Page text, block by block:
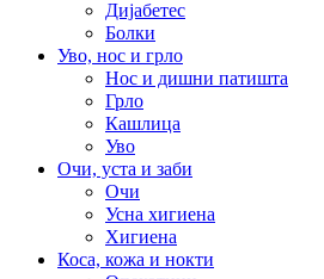
Дијабетес
Болки
Уво, нос и грло
Нос и дишни патишта
Грло
Кашлица
Уво
Очи, уста и заби
Очи
Усна хигиена
Хигиена
Коса, кожа и нокти